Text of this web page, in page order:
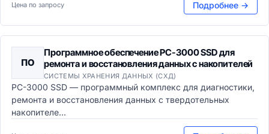
Цена по запросу Подробнее →
ПО
Программное обеспечение PC-3000 SSD для
ремонта и восстановления данных с накопителей
СИСТЕМЫ ХРАНЕНИЯ ДАННЫХ (СХД)
PC-3000 SSD — программный комплекс для диагностики,
ремонта и восстановления данных с твердотельных
накопителе...